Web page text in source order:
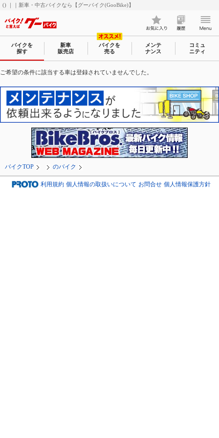
() ｜｜新車・中古バイクなら【グーバイク(GooBike)】
バイクを
探す
新車
販売店
バイクを
売る
メンテ
ナンス
コミュ
ニティ
ご希望の条件に該当する車は登録されていませんでした。
バイクTOP のバイク
利用規約 個人情報の取扱いについて お問合せ 個人情報保護方針